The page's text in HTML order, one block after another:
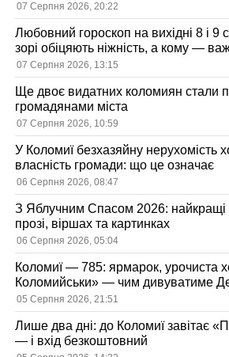
07 Серпня 2026, 20:22
Любовний гороскоп на вихідні 8 і 9
зорі обіцяють ніжність, а кому —
07 Серпня 2026, 13:15
Ще двоє видатних коломиян стали
громадянами міста
07 Серпня 2026, 10:59
У Коломиї безхазяйну нерухомість
власність громади: що це означає
06 Серпня 2026, 08:47
З Яблучним Спасом 2026: найкращі
прозі, віршах та картинках
06 Серпня 2026, 05:04
Коломиї — 785: ярмарок, урочиста
Коломийськи» — чим дивуватиме
05 Серпня 2026, 21:51
Лише два дні: до Коломиї завітає
— і вхід безкоштовний